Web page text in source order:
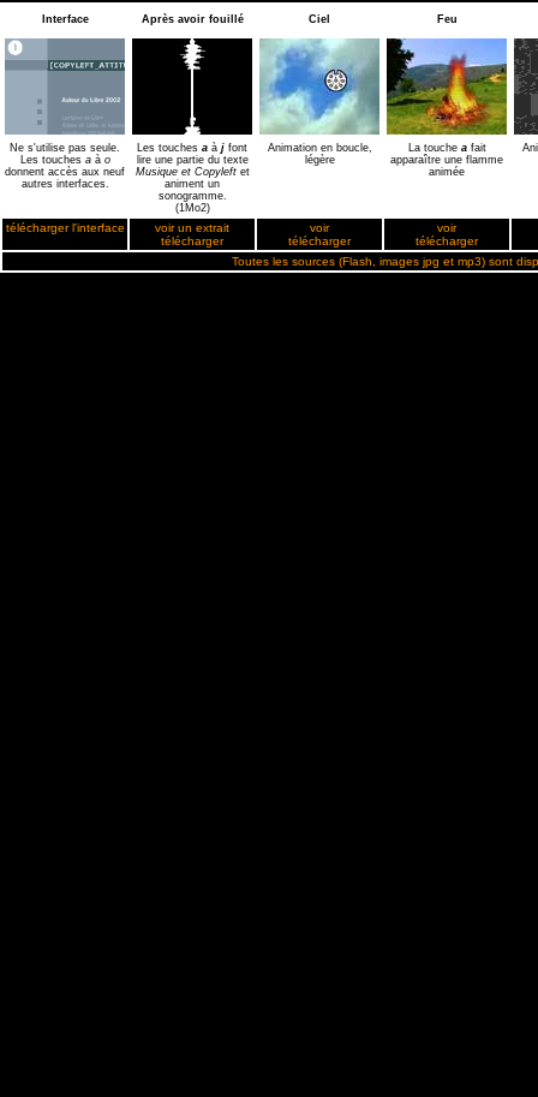
Interface Après avoir fouillé Ciel Feu
Ne s'utilise pas seule.
Les touches aà o
donnent accès aux neuf
autres interfaces.
Les touches a à j font
lire une partie du texte
Musique et Copyleftet
animent un
sonogramme.
(1Mo2)
Animation en boucle,
légère
La touche afait
apparaître une flamme
animée
télécharger l'interface
voir un extrait
télécharger
voir
télécharger
voir
télécharger
Toutes les sources (Flash, images jpg et mp3) sont